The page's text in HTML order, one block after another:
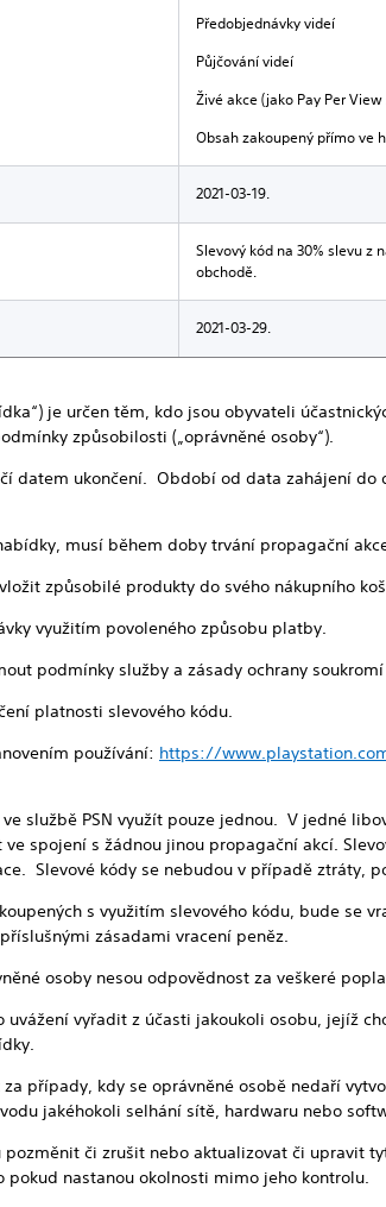
Předobjednávky videí
Půjčování videí
Živé akce (jako Pay Per
Obsah zakoupený přímo ve
2021-03-19.
Slevový kód na 30% slevu z
obchodě.
2021-03-29.
je určen těm, kdo jsou obyvateli
způsobilosti („oprávněné osoby“).
datem ukončení. Období od data zahájení do
musí během doby trvání propagační
způsobilé produkty do svého nákupního
využitím povoleného způsobu platby.
podmínky služby a zásady ochrany soukromí
platnosti slevového kódu.
používání: https://
službě PSN využít pouze jednou. V jedné
spojení s žádnou jinou propagační akcí.
Slevové kódy se nebudou v případě ztráty,
s využitím slevového kódu, bude se
zásadami vracení peněz.
osoby nesou odpovědnost za veškeré
vyřadit z účasti jakoukoli osobu, jejíž
případy, kdy se oprávněné osobě nedaří
jakéhokoli selhání sítě, hardwaru nebo
či zrušit nebo aktualizovat či upravit
nastanou okolnosti mimo jeho kontrolu.